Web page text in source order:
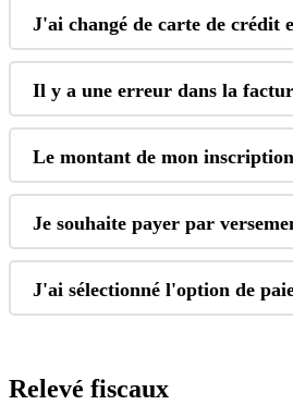
J'ai changé de carte de crédit
Il y a une erreur dans la
Le montant de mon inscription
Je souhaite payer par
J'ai sélectionné l'option de
Relevé fiscaux